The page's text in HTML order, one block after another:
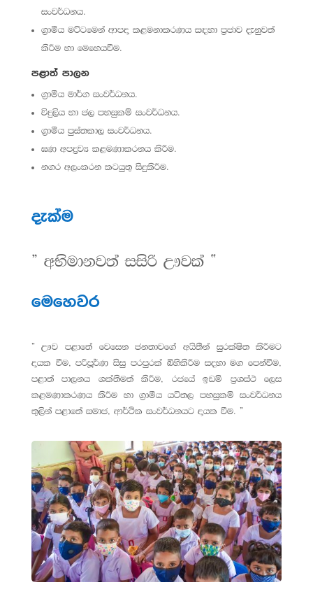
සංවර්ධනය.
ග්‍රාමීය මට්ටමෙන් ආපදා කළමනාකරණය සඳහා ප්‍රජාව දැනුවත්
කිරීම හා මෙහෙයවීම.
පළාත් පාලන
ග්‍රාමීය මාර්ග සංවර්ධනය.
විදුලිය හා ජල පහසුකම් සංවර්ධනය.
ග්‍රාමීය පුස්තකාල සංවර්ධනය.
ඝණ අපද්‍රව්‍ය කළමණාකරනය කිරීම.
නගර අලංකරන කටයුතු සිදුකිරීම.
දැක්ම
” අභිමානවත් සසිරි ඌවක් “
මෙහෙවර
“ ඌව පළාතේ වෙසෙන ජනතාවගේ අයිතීන් සුරක්ෂිත කිරීමට
දායක වීම, පරිපූර්ණ සිසු පරපුරක් බිහිකිරීම සදහා මග පෙන්වීම,
පළාත් පාලනය ශක්තිමත් කිරීම, රජයේ ඉඩම් ප්‍රශස්ථ ලෙස
කළමණාකරණය කිරීම හා ග්‍රාමීය යටිතල පහසුකම් සංවර්ධනය
තුලින් පළාතේ සමාජ, ආර්ථික සංවර්ධනයට දායක වීම. ”